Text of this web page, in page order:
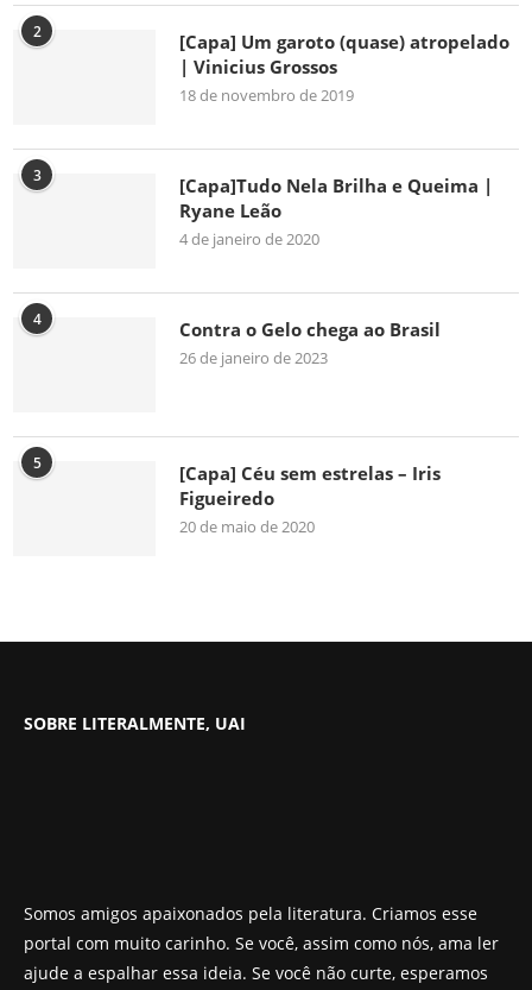
2
[Capa] Um garoto (quase) atropelado
| Vinicius Grossos
18 de novembro de 2019
3
[Capa]Tudo Nela Brilha e Queima |
Ryane Leão
4 de janeiro de 2020
4 Contra o Gelo chega ao Brasil
26 de janeiro de 2023
5
[Capa] Céu sem estrelas – Iris
Figueiredo
20 de maio de 2020
SOBRE LITERALMENTE, UAI
Somos amigos apaixonados pela literatura. Criamos esse
portal com muito carinho. Se você, assim como nós, ama ler
ajude a espalhar essa ideia. Se você não curte, esperamos